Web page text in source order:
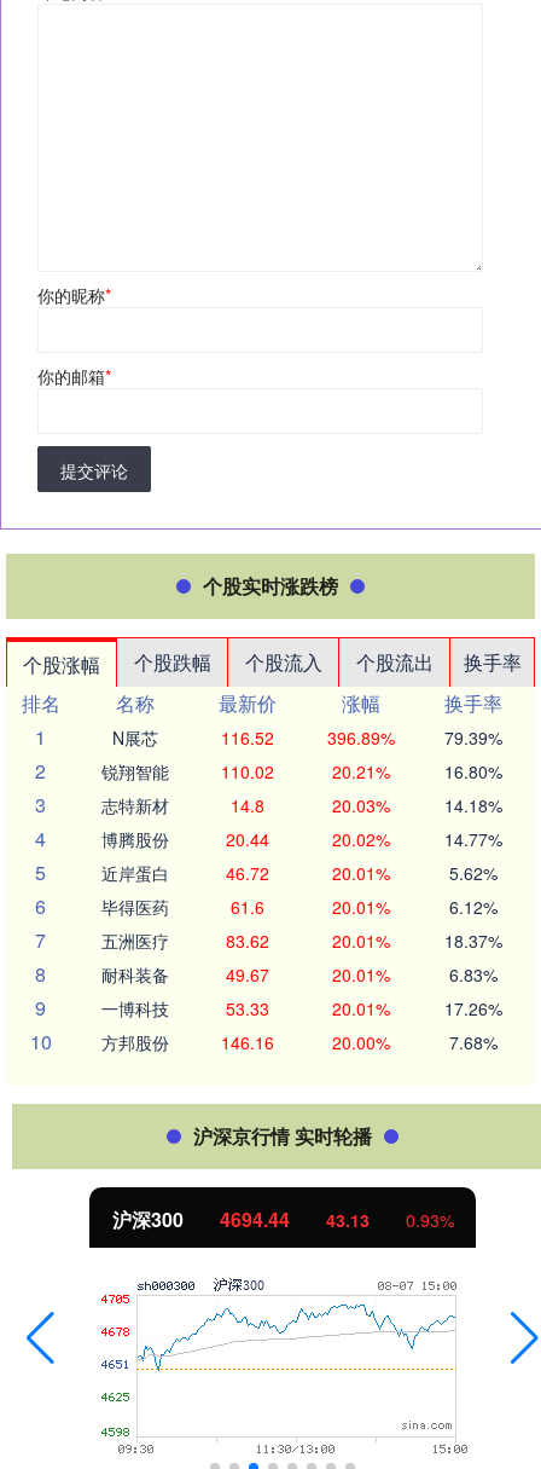
你的昵称*
你的邮箱*
提交评论
个股实时涨跌榜
个股涨幅 个股跌幅 个股流入 个股流出
换手率
排名
名称 最新价 涨幅
换手率
1
N展芯 116.52 396.89% 79.39%
2 锐翔智能 110.02 20.21% 16.80%
3 志特新材 14.8 20.03% 14.18%
4 博腾股份 20.44 20.02% 14.77%
5 近岸蛋白 46.72 20.01% 5.62%
6 毕得医药 61.6 20.01% 6.12%
7 五洲医疗 83.62 20.01% 18.37%
8 耐科装备 49.67 20.01% 6.83%
9 一博科技 53.33 20.01% 17.26%
10 方邦股份 146.16 20.00% 7.68%
沪深京行情 实时轮播
沪深300 4694.44 43.13 0.93%